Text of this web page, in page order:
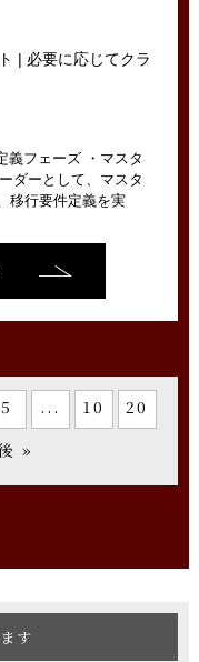
| 必要に応じてクラ
義フェーズ ・マスタ
ダーとして、マスタ
移行要件定義を実
5 ... 10
20
»
す